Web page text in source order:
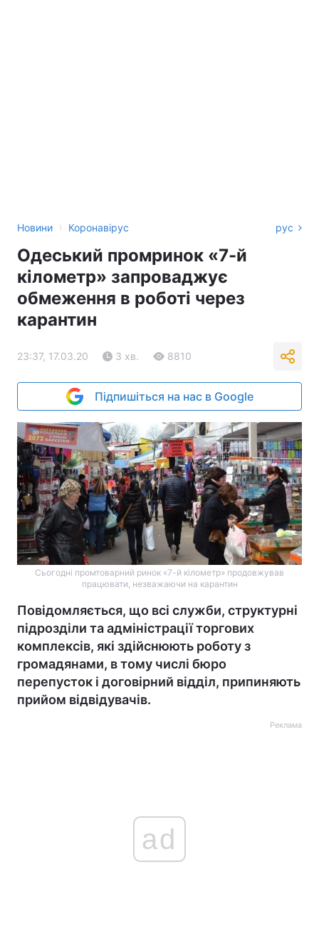
Новини › Коронавірус рус
Одеський промринок «7-й
кілометр» запроваджує
обмеження в роботі через
карантин
23:37, 17.03.20 3 хв. 8810
Підпишіться на нас в Google
Сьогодні промтоварний ринок «7-й кілометр» продовжував
працювати, незважаючи на карантин
Повідомляється, що всі служби, структурні
підрозділи та адміністрації торгових
комплексів, які здійснюють роботу з
громадянами, в тому числі бюро
перепусток і договірний відділ, припиняють
прийом відвідувачів.
Реклама
ad